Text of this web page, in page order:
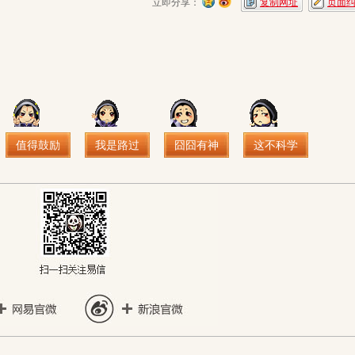
立即分享： 复制网址 页面
值得鼓励 我是路过 囧囧有神 这不科学